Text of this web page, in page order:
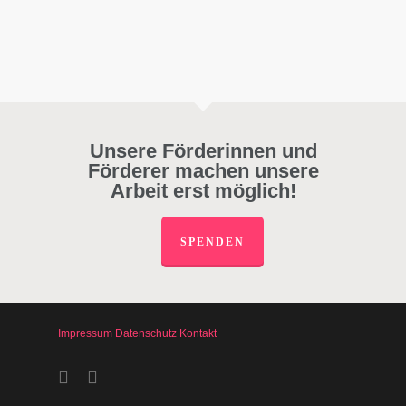
Unsere Förderinnen und
Förderer machen unsere
Arbeit erst möglich!
SPENDEN
Impressum Datenschutz Kontakt
facebookinstagram